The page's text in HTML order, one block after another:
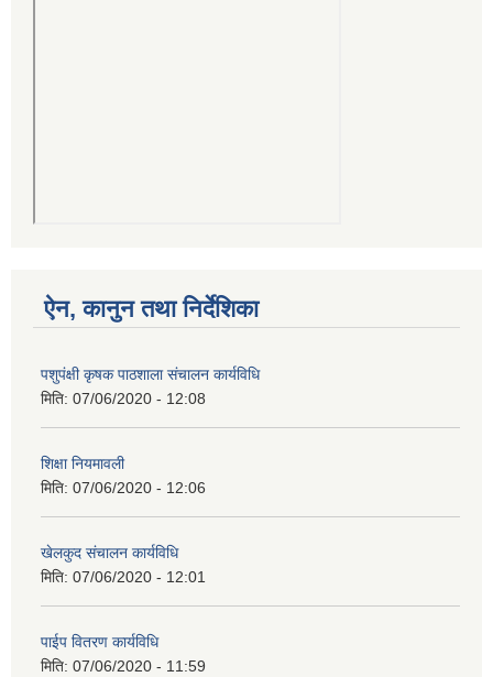
ऐन, कानुन तथा निर्देशिका
पशुपंक्षी कृषक पाठशाला संचालन कार्यविधि
मिति: 07/06/2020 - 12:08
शिक्षा नियमावली
मिति: 07/06/2020 - 12:06
खेलकुद संचालन कार्यविधि
मिति: 07/06/2020 - 12:01
पाईप वितरण कार्यविधि
मिति: 07/06/2020 - 11:59